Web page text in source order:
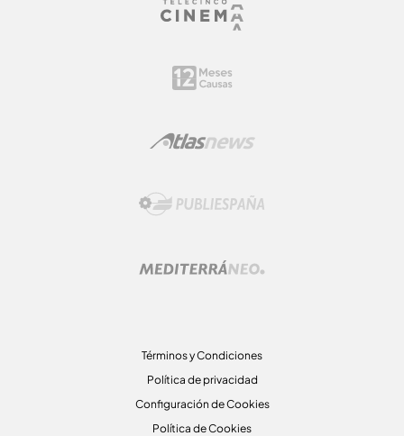
Términos y Condiciones
Política de privacidad
Configuración de Cookies
Política de Cookies